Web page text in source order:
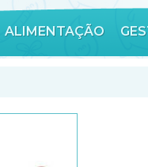
ALIMENTAÇÃO